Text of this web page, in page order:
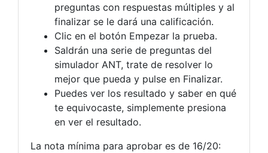
preguntas con respuestas múltiples y al
finalizar se le dará una calificación.
Clic en el botón Empezar la prueba.
Saldrán una serie de preguntas del
simulador ANT, trate de resolver lo
mejor que pueda y pulse en Finalizar.
Puedes ver los resultado y saber en qué
te equivocaste, simplemente presiona
en ver el resultado.
La nota mínima para aprobar es de 16/20: